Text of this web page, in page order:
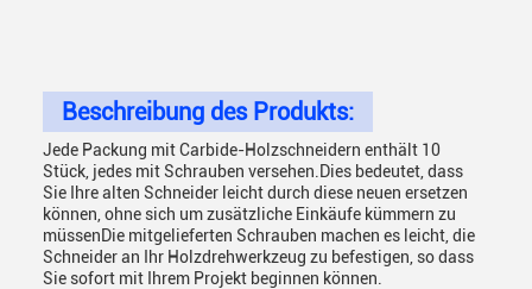
Beschreibung des Produkts:
Jede Packung mit Carbide-Holzschneidern enthält 10
Stück, jedes mit Schrauben versehen.Dies bedeutet, dass
Sie Ihre alten Schneider leicht durch diese neuen ersetzen
können, ohne sich um zusätzliche Einkäufe kümmern zu
müssenDie mitgelieferten Schrauben machen es leicht, die
Schneider an Ihr Holzdrehwerkzeug zu befestigen, so dass
Sie sofort mit Ihrem Projekt beginnen können.